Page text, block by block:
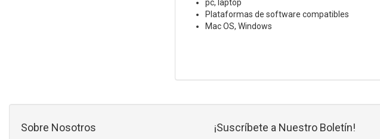
pc, laptop
Plataformas de software compatibles
Mac OS, Windows
Sobre Nosotros ¡Suscríbete a Nuestro Boletín!